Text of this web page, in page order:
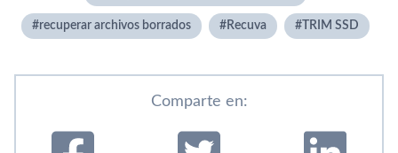
recuperar archivos borrados Recuva TRIM SSD
Comparte en: